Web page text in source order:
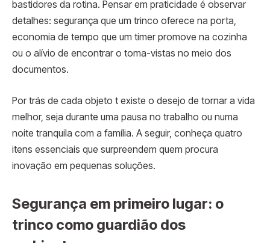
bastidores da rotina. Pensar em praticidade é observar
detalhes: segurança que um trinco oferece na porta,
economia de tempo que um timer promove na cozinha
ou o alívio de encontrar o toma-vistas no meio dos
documentos.
Por trás de cada objeto t existe o desejo de tornar a vida
melhor, seja durante uma pausa no trabalho ou numa
noite tranquila com a família. A seguir, conheça quatro
itens essenciais que surpreendem quem procura
inovação em pequenas soluções.
Segurança em primeiro lugar: o
trinco como guardião dos